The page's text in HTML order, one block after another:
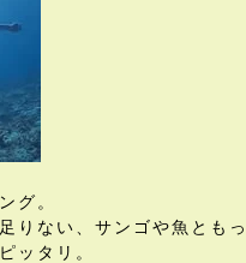
グ。
りない、サンゴや魚とも
ッタリ。